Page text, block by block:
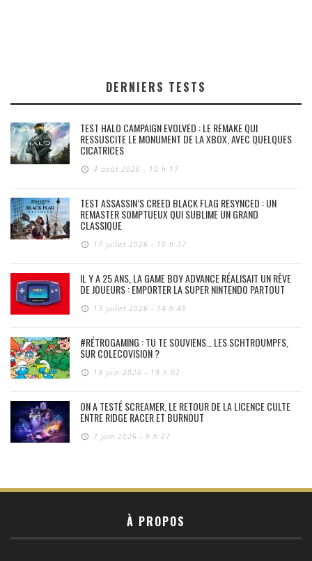
DERNIERS TESTS
TEST HALO CAMPAIGN EVOLVED : LE REMAKE QUI
RESSUSCITE LE MONUMENT DE LA XBOX, AVEC QUELQUES
CICATRICES
4 août 2026 - 10 h 17
TEST ASSASSIN’S CREED BLACK FLAG RESYNCED : UN
REMASTER SOMPTUEUX QUI SUBLIME UN GRAND
CLASSIQUE
17 juillet 2026 - 10 h 37
IL Y A 25 ANS, LA GAME BOY ADVANCE RÉALISAIT UN RÊVE
DE JOUEURS : EMPORTER LA SUPER NINTENDO PARTOUT
13 juillet 2026 - 14 h 48
#RÉTROGAMING : TU TE SOUVIENS… LES SCHTROUMPFS,
SUR COLECOVISION ?
19 juin 2026 - 19 h 02
ON A TESTÉ SCREAMER, LE RETOUR DE LA LICENCE CULTE
ENTRE RIDGE RACER ET BURNOUT
7 juin 2026 - 9 h 27
À PROPOS